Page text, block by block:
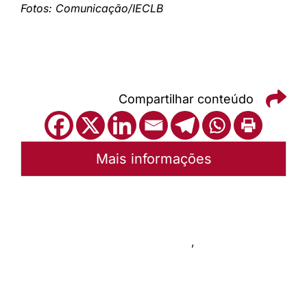
Fotos: Comunicação/IECLB
Compartilhar conteúdo
Mais informações
,